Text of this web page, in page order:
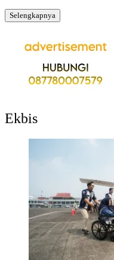
Selengkapnya
Ekbis